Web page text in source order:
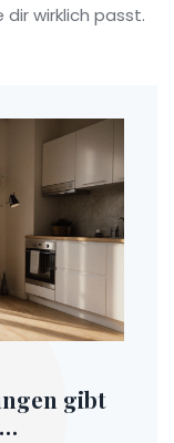
wirklich passt.
gibt